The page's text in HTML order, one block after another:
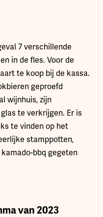
7 verschillende
in de fles. Voor de
te koop bij de kassa.
geproefd
wijnhuis, zijn
te verkrijgen. Er is
te vinden op het
stamppotten,
bbq gegeten
van 2023